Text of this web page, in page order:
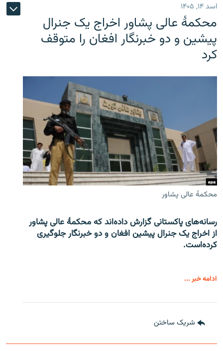
اسد ۱۴, ۱۴۰۵
محکمۀ عالی پشاور اخراج یک جنرال
پیشین و دو خبرنگار افغان را متوقف
کرد
محکمۀ عالی پشاور
رسانه‌های پاکستانی گزارش داده‌اند که محکمۀ عالی پشاور
از اخراج یک جنرال پیشین افغان و دو خبرنگار جلوگیری
کرده‌است.
ادامه خبر ...
شریک ساختن